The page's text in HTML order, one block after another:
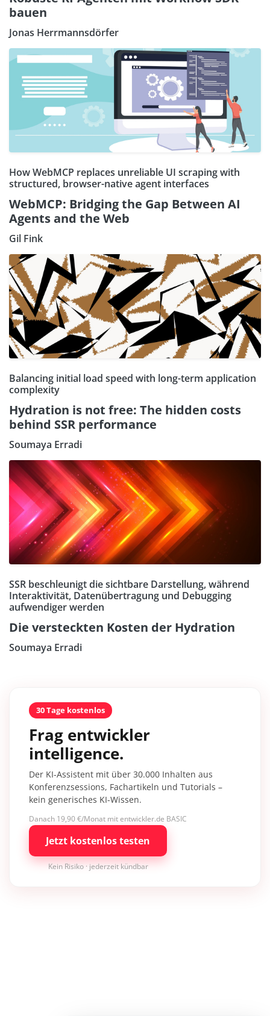
bauen
Jonas Herrmannsdörfer
How WebMCP replaces unreliable UI scraping with
structured, browser-native agent interfaces
WebMCP: Bridging the Gap Between AI
Agents and the Web
Gil Fink
Balancing initial load speed with long-term application
complexity
Hydration is not free: The hidden costs
behind SSR performance
Soumaya Erradi
SSR beschleunigt die sichtbare Darstellung, während
Interaktivität, Datenübertragung und Debugging
aufwendiger werden
Die versteckten Kosten der Hydration
Soumaya Erradi
30 Tage kostenlos
Frag entwickler
intelligence.
Der KI-Assistent mit über 30.000 Inhalten aus
Konferenzsessions, Fachartikeln und Tutorials –
kein generisches KI-Wissen.
Danach 19,90 €/Monat mit entwickler.de BASIC
Jetzt kostenlos testen
Kein Risiko · jederzeit kündbar